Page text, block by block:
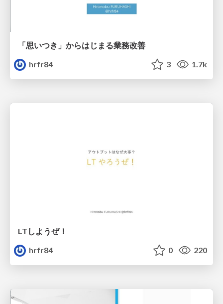
「思いつき」からはじまる業務改善
hrfr84
3 1.7k
LTしようぜ！
hrfr84
0 220